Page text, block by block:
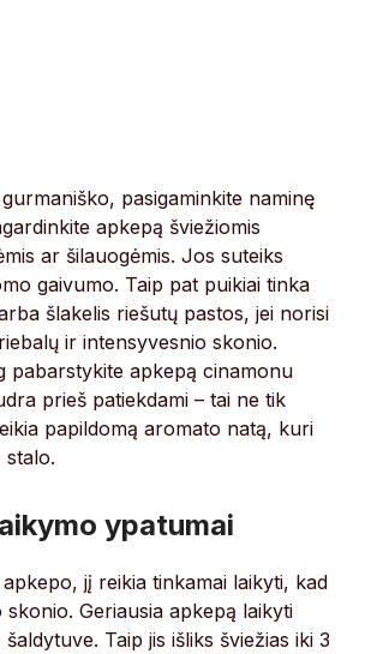
pasigaminkite naminę
apkepą šviežiomis
ar šilauogėmis. Jos suteiks
gaivumo. Taip pat puikiai tinka
šlakelis riešutų pastos, jei norisi
ir intensyvesnio skonio.
pabarstykite apkepą cinamonu
prieš patiekdami – tai ne tik
papildomą aromato natą, kuri
stalo.
ypatumai
jį reikia tinkamai laikyti, kad
Geriausia apkepą laikyti
Taip jis išliks šviežias iki 3